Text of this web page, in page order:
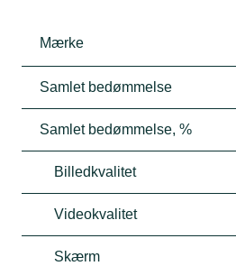
Mærke
Samlet bedømmelse
Samlet bedømmelse, %
Billedkvalitet
Videokvalitet
Skærm